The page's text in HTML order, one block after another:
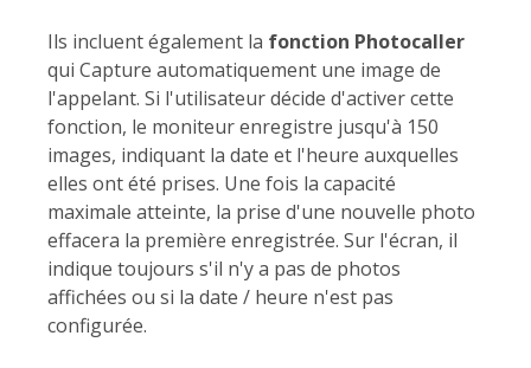
Ils incluent également la fonction Photocaller
qui Capture automatiquement une image de
l'appelant. Si l'utilisateur décide d'activer cette
fonction, le moniteur enregistre jusqu'à 150
images, indiquant la date et l'heure auxquelles
elles ont été prises. Une fois la capacité
maximale atteinte, la prise d'une nouvelle photo
effacera la première enregistrée. Sur l'écran, il
indique toujours s'il n'y a pas de photos
affichées ou si la date / heure n'est pas
configurée.